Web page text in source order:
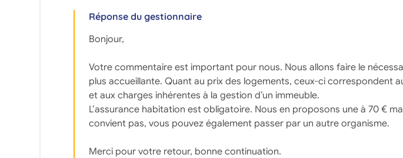
Réponse du gestionnaire
Bonjour,
Votre commentaire est important pour nous. Nous allons faire le
plus accueillante. Quant au prix des logements, ceux-ci correspondent
et aux charges inhérentes à la gestion d’un immeuble.
L’assurance habitation est obligatoire. Nous en proposons une à 70 €
convient pas, vous pouvez également passer par un autre organisme.
Merci pour votre retour, bonne continuation.